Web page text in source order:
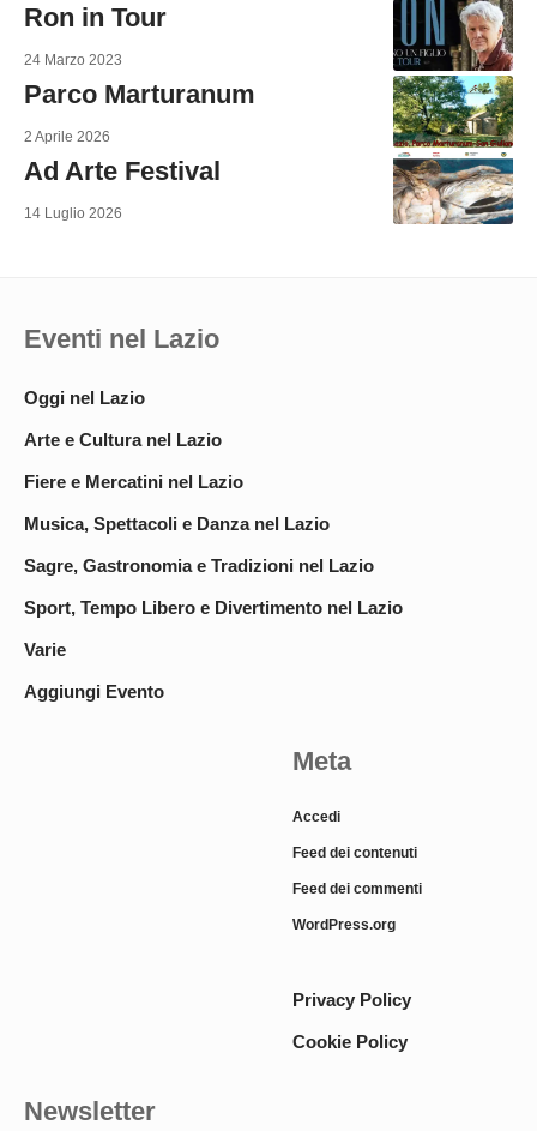
Ron in Tour
24 Marzo 2023
Parco Marturanum
2 Aprile 2026
Ad Arte Festival
14 Luglio 2026
Eventi nel Lazio
Oggi nel Lazio
Arte e Cultura nel Lazio
Fiere e Mercatini nel Lazio
Musica, Spettacoli e Danza nel Lazio
Sagre, Gastronomia e Tradizioni nel Lazio
Sport, Tempo Libero e Divertimento nel Lazio
Varie
Aggiungi Evento
Meta
Accedi
Feed dei contenuti
Feed dei commenti
WordPress.org
Privacy Policy
Cookie Policy
Newsletter